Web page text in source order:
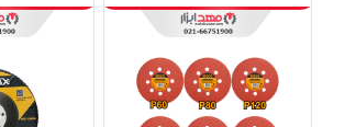
ابزار باغبانی
ابزار نجاری
ابزار بادی
برند ها